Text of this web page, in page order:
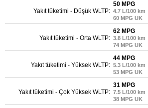
Yakıt tüketimi - Düşük WLTP:
50 MPG
4.7 L/100 km
60 MPG UK
Yakıt tüketimi - Orta WLTP:
62 MPG
3.8 L/100 km
74 MPG UK
Yakıt tüketimi - Yüksek WLTP:
44 MPG
5.3 L/100 km
53 MPG UK
Yakıt tüketimi - Çok Yüksek WLTP:
31 MPG
7.5 L/100 km
38 MPG UK